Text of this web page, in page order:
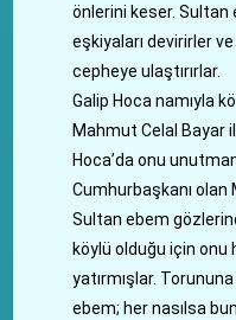
önlerini keser.
eşkiyaları devirirler
cepheye ulaştırırlar.
Galip Hoca namıyla
Mahmut Celal Bayar
Hoca’da onu
Cumhurbaşkanı olan
Sultan ebem
köylü olduğu için
yatırmışlar.
ebem; her nasılsa